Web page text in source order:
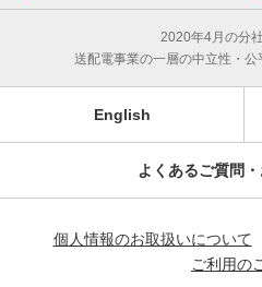
2020年4月の分
送配電事業の一層の中立性・公
English
よくあるご質問
個人情報のお取扱いについて
ご利用の